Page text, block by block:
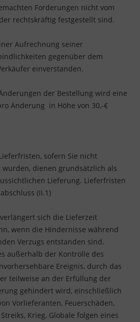
Forderungen nicht vom
rechtskräftig festgestellt sind.
Aufrechnung seiner
gegenüber dem
einverstanden.
der Bestellung wird eine
Änderung in Höhe von 30,-€
sofern Sie nicht
dienen grundsätzlich als
Lieferung. Lieferfristen
(II.1)
sich die Lieferzeit
wenn die Hindernisse während
Verzugs entstanden sind.
außerhalb der Kontrolle des
Ereignis, durch das
teilweise an der Erfüllung der
gehindert wird, einschließlich
Vorlieferanten, Feuerschäden,
Krieg, Globale folgen eines